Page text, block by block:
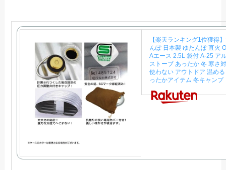
【楽天ランキング1位獲得
んぽ 日本製 ゆたんぽ 直火
Aエース 2.5L 袋付 A-25 ア
ストーブ あったか 冬 寒さ
使わない アウトドア 温め
ったかアイテム 冬キャンプ